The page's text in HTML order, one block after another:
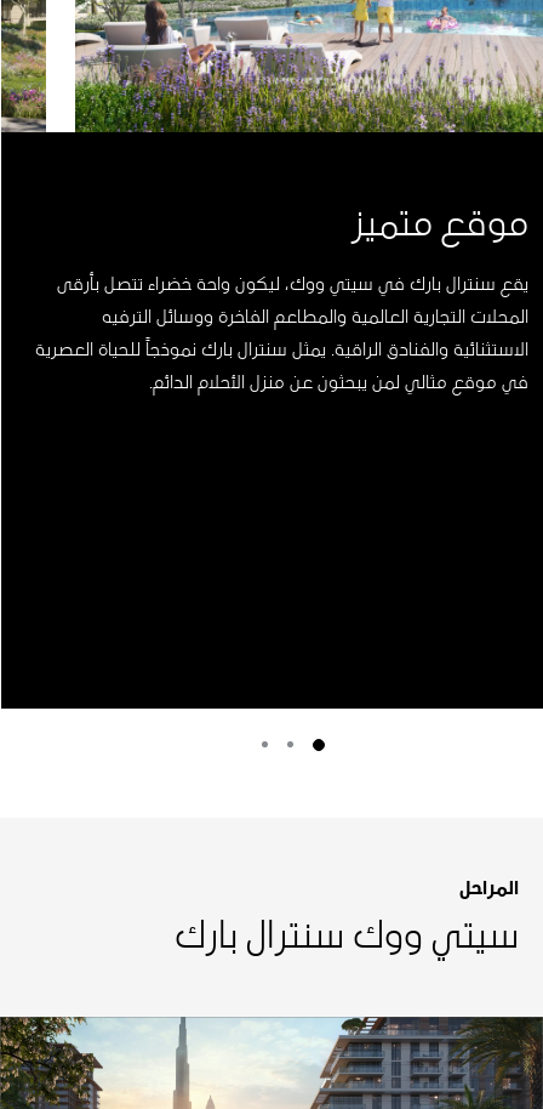
موقع متميز
يقع سنترال بارك في سيتي ووك، ليكون واحة خضراء تتصل بأرقى
المحلات التجارية العالمية والمطاعم الفاخرة ووسائل الترفيه
الاستثنائية والفنادق الراقية. يمثل سنترال بارك نموذجاً للحياة العصرية
في موقع مثالي لمن يبحثون عن منزل الأحلام الدائم.
المراحل
سيتي ووك سنترال بارك